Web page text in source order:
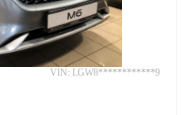
VIN: LGW8************9